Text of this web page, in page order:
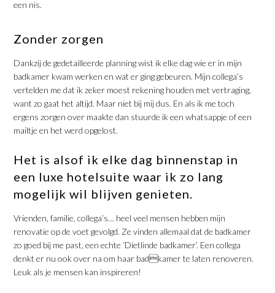
een nis.
Zonder zorgen
Dankzij de gedetailleerde planning wist ik elke dag wie er in mijn
badkamer kwam werken en wat er ging gebeuren. Mijn collega’s
vertelden me dat ik zeker moest rekening houden met vertraging,
want zo gaat het altijd. Maar niet bij mij dus. En als ik me toch
ergens zorgen over maakte dan stuurde ik een whatsappje of een
mailtje en het werd opgelost.
Het is alsof ik elke dag binnenstap in
een luxe hotelsuite waar ik zo lang
mogelijk wil blijven genieten.
Vrienden, familie, collega’s… heel veel mensen hebben mijn
renovatie op de voet gevolgd. Ze vinden allemaal dat de badkamer
zo goed bij me past, een echte ‘Dietlinde badkamer’. Een collega
denkt er nu ook over na om haar badkamer te laten renoveren.
Leuk als je mensen kan inspireren!